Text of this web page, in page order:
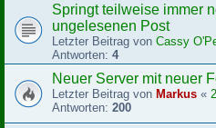
Springt teilweise immer
ungelesenen Post
Letzter Beitrag von Cassy
Antworten: 4
Neuer Server mit neuer
Letzter Beitrag von Markus «
Antworten: 200